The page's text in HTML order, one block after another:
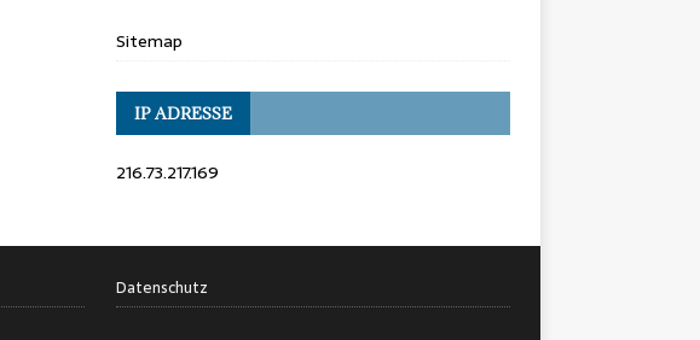
Sitemap
IP ADRESSE
216.73.217.169
Datenschutz